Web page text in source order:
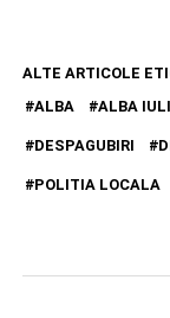
ALTE ARTICOLE
ALBA
ALBA
DESPAGUBIRI
POLITIA LOCALA